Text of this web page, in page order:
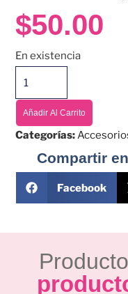
$50.00
En existencia
Añadir Al Carrito
Categorías:
Compartir
Facebook